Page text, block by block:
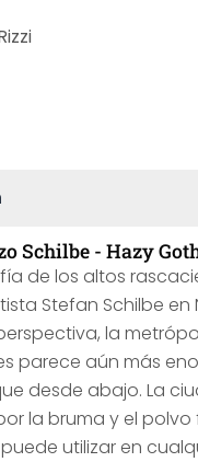
Schilbe - Hazy
de los altos
Stefan Schilbe en
la
parece aún más
desde abajo. La
la bruma y el polvo
utilizar en